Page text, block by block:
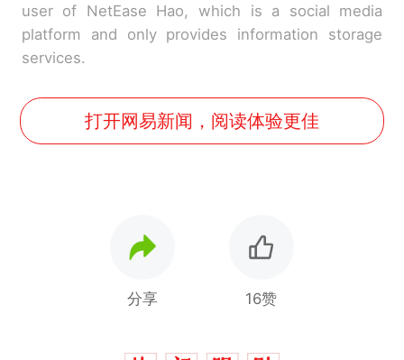
user of NetEase Hao, which is a social media
platform and only provides information storage
services.
打开网易新闻，阅读体验更佳
分享 16赞